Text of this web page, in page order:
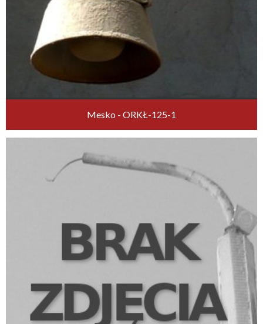
Mesko - ORKŁ-125-1